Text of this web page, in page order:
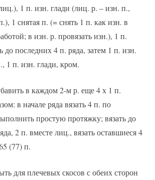
1 п. изн. глади (лиц. р. – изн. п.,
1 снятая п. (= снять 1 п. как изн. в
в изн. р. провязать изн.), 1 п.
до последних 4 п. ряда, затем 1 п. изн.
1 п. изн. глади, кром.
в каждом 2-м р. еще 4 х 1 п.
в начале ряда вязать 4 п. по
простую протяжку; вязать до
2 п. вместе лиц., вязать оставшиеся 4
(77) п.
для плечевых скосов с обеих сторон